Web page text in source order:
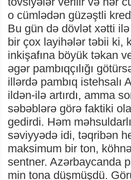
o cümlədən güzəştli
Bu gün də dövlət xətti
bir çox layihələr təbii ki,
inkişafına böyük təkan
əgər pambıqçılığı
illərdə pambıq istehsalı
ildən-ilə artırdı, amma
səbəblərə görə faktiki
gedirdi. Həm
səviyyədə idi, təqribən
maksimum bir ton,
sentner. Azərbaycanda
min tona düşmüşdü.